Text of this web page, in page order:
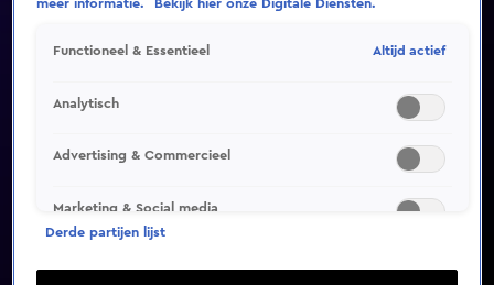
Video helaas niet gevonden
meer informatie.
Bekijk hier onze Digitale Diensten.
Functioneel & Essentieel Altijd actief
Analytisch
Advertising & Commercieel
Marketing & Social media
Derde partijen lijst